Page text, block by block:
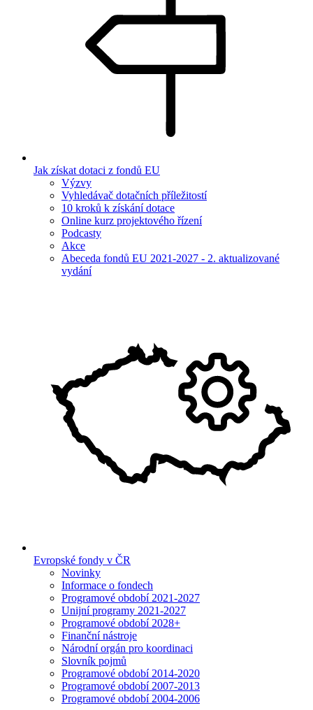
Jak získat dotaci z fondů EU
Výzvy
Vyhledávač dotačních příležitostí
10 kroků k získání dotace
Online kurz projektového řízení
Podcasty
Akce
Abeceda fondů EU 2021-2027 - 2. aktualizované
vydání
Evropské fondy v ČR
Novinky
Informace o fondech
Programové období 2021-2027
Unijní programy 2021-2027
Programové období 2028+
Finanční nástroje
Národní orgán pro koordinaci
Slovník pojmů
Programové období 2014-2020
Programové období 2007-2013
Programové období 2004-2006